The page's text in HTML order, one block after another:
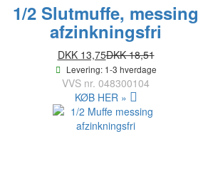
1/2 Slutmuffe, messing
afzinkningsfri
DKK 13,75DKK 18,51
Levering: 1-3 hverdage
VVS nr. 048300104
KØB HER »